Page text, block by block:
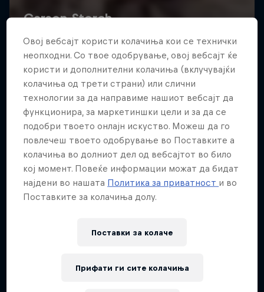
Riders who challenge MTB's baddest contest
1 сезона · 5 епизоди
Овој вебсајт користи колачиња кои се технички
неопходни. Со твое одобрување, овој вебсајт ќе
користи и дополнителни колачиња (вклучувајќи
колачиња од трети страни) или слични
технологии за да направиме нашиот вебсајт да
функционира, за маркетиншки цели и за да се
подобри твоето онлајн искуство. Можеш да го
повлечеш твоето одобрување во Поставките а
колачиња во долниот дел од вебсајтот во било
кој момент. Повеќе информации можат да бидат
најдени во нашата Политика за приватност и во
Поставките за колачиња долу.
Поставки за колачe
Прифати ги сите колачиња